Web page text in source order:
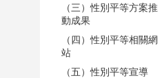
（三）性別平等方案推
動成果
（四）性別平等相關網
站
（五）性別平等宣導